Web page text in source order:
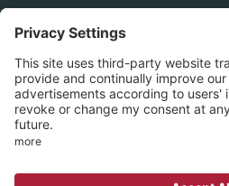
Відбиток
Захист даних
Правила